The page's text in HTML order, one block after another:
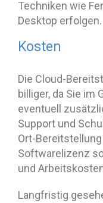
Techniken wie
Desktop erfolgen.
Kosten
Die Cloud-
billiger, da Sie im
eventuell
Support und
Ort-
Softwarelizenz
und
Langfristig